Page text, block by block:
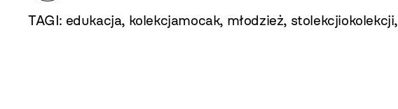
TAGI: edukacja, kolekcjamocak, młodzież, stolekcjiokolekcji,